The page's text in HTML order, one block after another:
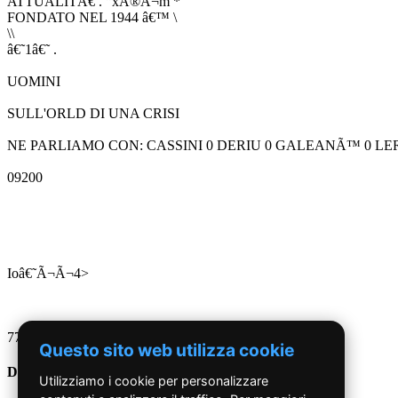
FONDATO NEL 1944 â€™ \
\\
â€˜1â€˜ .
UOMINI
SULL'ORLD DI UNA CRISI
NE PARLIAMO CON: CASSINI 0 DERIU 0 GALEANÃ™ 0
09200
Ioâ€˜Ã¬Ã¬4>
770029
Dal 2010 ad oggi
Questo sito web utilizza cookie
Utilizziamo i cookie per personalizzare